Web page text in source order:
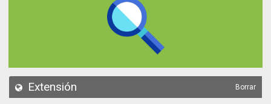
API
Extensión Borrar